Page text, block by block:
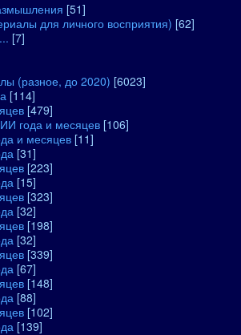
[51]
для личного восприятия) [62]
[7]
(разное, до 2020) [6023]
[114]
[479]
года и месяцев [106]
и месяцев [11]
[31]
[223]
[15]
[323]
[32]
[198]
[32]
[339]
[67]
[148]
[88]
[102]
[139]